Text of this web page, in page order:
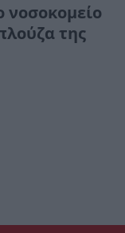
νοσοκομείο
της